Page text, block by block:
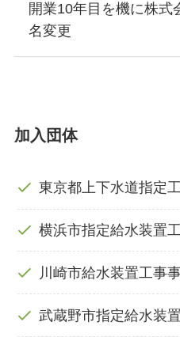
開業10年目を機に株式
名変更
加入団体
東京都上下水道指定
横浜市指定給水装置
川崎市給水装置工事
武蔵野市指定給水装